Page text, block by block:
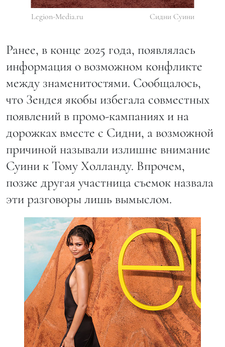
Legion-Media.ru Сидни Суини
Ранее, в конце 2025 года, появлялась
информация о возможном конфликте
между знаменитостями. Сообщалось,
что Зендея якобы избегала совместных
появлений в промо-кампаниях и на
дорожках вместе с Сидни, а возможной
причиной называли излишне внимание
Суини к Тому Холланду. Впрочем,
позже другая участница съемок назвала
эти разговоры лишь вымыслом.